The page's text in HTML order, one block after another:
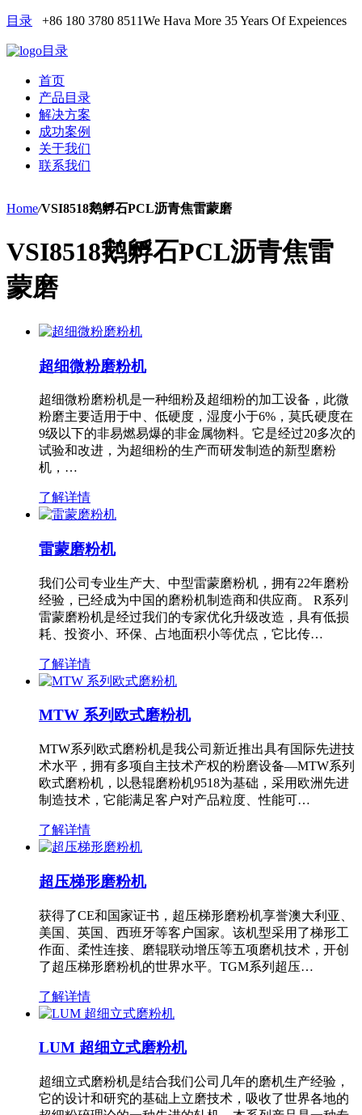
目录 +86 180 3780 8511We Hava More 35 Years Of Expeiences
目录
首页
产品目录
解决方案
成功案例
关于我们
联系我们
Home/VSI8518鹅孵石PCL沥青焦雷蒙磨
VSI8518鹅孵石PCL沥青焦雷
蒙磨
超细微粉磨粉机
超细微粉磨粉机是一种细粉及超细粉的加工设备，此微
粉磨主要适用于中、低硬度，湿度小于6%，莫氏硬度在
9级以下的非易燃易爆的非金属物料。它是经过20多次的
试验和改进，为超细粉的生产而研发制造的新型磨粉
机，…
了解详情
雷蒙磨粉机
我们公司专业生产大、中型雷蒙磨粉机，拥有22年磨粉
经验，已经成为中国的磨粉机制造商和供应商。 R系列
雷蒙磨粉机是经过我们的专家优化升级改造，具有低损
耗、投资小、环保、占地面积小等优点，它比传…
了解详情
MTW 系列欧式磨粉机
MTW系列欧式磨粉机是我公司新近推出具有国际先进技
术水平，拥有多项自主技术产权的粉磨设备—MTW系列
欧式磨粉机，以悬辊磨粉机9518为基础，采用欧洲先进
制造技术，它能满足客户对产品粒度、性能可…
了解详情
超压梯形磨粉机
获得了CE和国家证书，超压梯形磨粉机享誉澳大利亚、
美国、英国、西班牙等客户国家。该机型采用了梯形工
作面、柔性连接、磨辊联动增压等五项磨机技术，开创
了超压梯形磨粉机的世界水平。TGM系列超压…
了解详情
LUM 超细立式磨粉机
超细立式磨粉机是结合我们公司几年的磨机生产经验，
它的设计和研究的基础上立磨技术，吸收了世界各地的